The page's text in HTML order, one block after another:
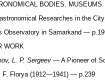
BODIES. MUSEUMS.
Researches in the
Observatory in Samarkand —
WORK
L. P. Sergeev — A Pioneer of
F. Florya (1912—1941) — p.239